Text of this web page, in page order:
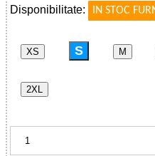
Disponibilitate:
IN STOC
XS S M
2XL